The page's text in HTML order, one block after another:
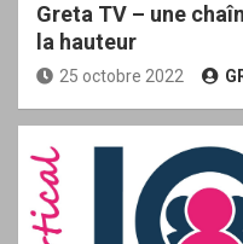
Greta TV – une
la hauteur
25 octobre 2022